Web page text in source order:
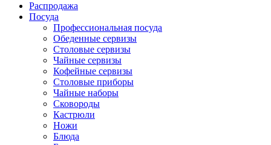
Распродажа
Посуда
Профессиональная посуда
Обеденные сервизы
Столовые сервизы
Чайные сервизы
Кофейные сервизы
Столовые приборы
Чайные наборы
Сковороды
Кастрюли
Ножи
Блюда